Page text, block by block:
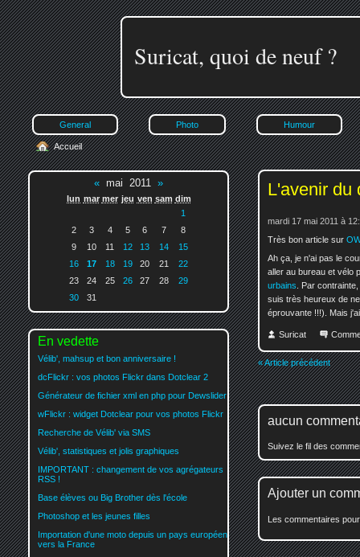
Suricat, quoi de neuf ?
General Photo Humour
L'avenir du
mardi 17 mai 2011 à
Très bon article sur
Ah ça, je n'ai pas le
aller au bureau et vélo
urbains . Par
suis très heureux de
éprouvante !!!). Mais
Suricat
« Article précédent
aucun
Suivez le fil des
Ajouter un
Les commentaires
Accueil
« mai 2011 »
lun mar mer jeu ven sam dim
1
2
3 4 5 6 7
8
9
10 11 12 13 14
15
16
17 18 19 20 21
22
23
24 25 26 27 28
29
30
31
En vedette
Vélib', mahsup et bon anniversaire !
dcFlickr : vos photos Flickr dans Dotclear 2
Générateur de fichier xml en php pour Dewslider
wFlickr : widget Dotclear pour vos photos Flickr
Recherche de Vélib' via SMS
Vélib', statistiques et jolis graphiques
IMPORTANT : changement de vos agrégateurs
RSS !
Base élèves ou Big Brother dès l'école
Photoshop et les jeunes filles
Importation d'une moto depuis un pays européen
vers la France